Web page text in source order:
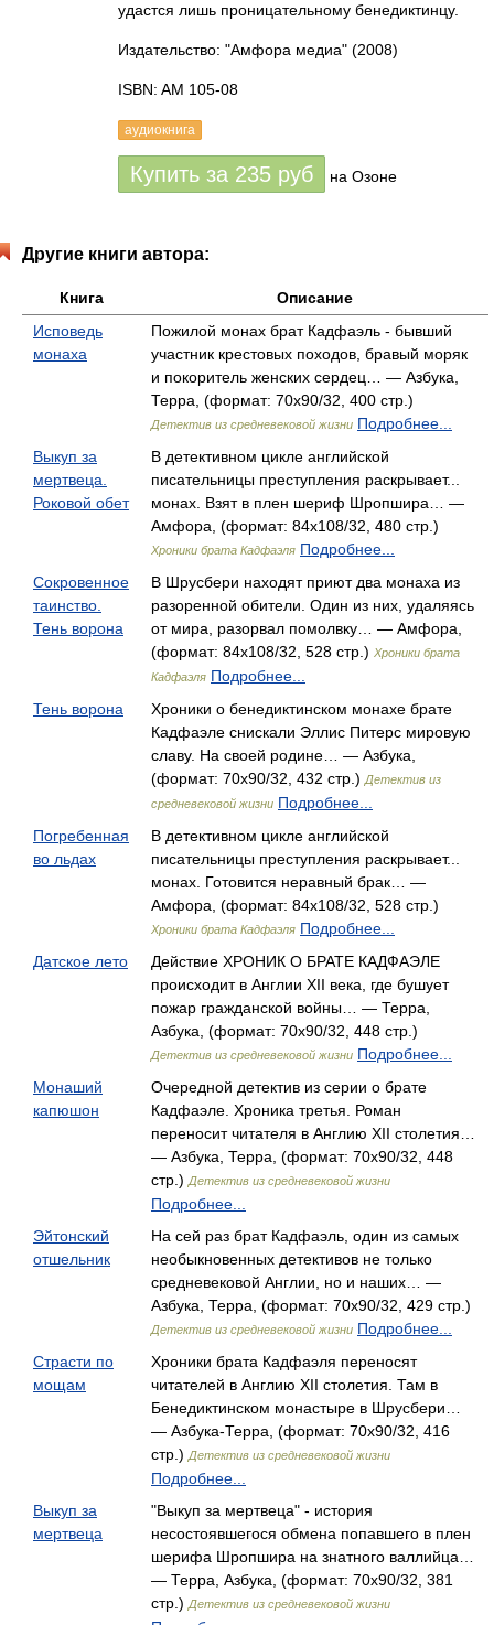
удастся лишь проницательному бенедиктинцу.
Издательство: "Амфора медиа" (2008)
ISBN: AM 105-08
аудиокнига
Купить за 235 руб на Озоне
Другие книги автора:
Книга
Описание
Исповедь
монаха
Пожилой монах брат Кадфаэль - бывший
участник крестовых походов, бравый моряк
и покоритель женских сердец… — Азбука,
Терра, (формат: 70x90/32, 400 стр.)
Детектив из средневековой жизни Подробнее...
Выкуп за
мертвеца.
Роковой обет
В детективном цикле английской
писательницы преступления раскрывает...
монах. Взят в плен шериф Шропшира… —
Амфора, (формат: 84x108/32, 480 стр.)
Хроники брата Кадфаэля Подробнее...
Сокровенное
таинство.
Тень ворона
В Шрусбери находят приют два монаха из
разоренной обители. Один из них, удаляясь
от мира, разорвал помолвку… — Амфора,
(формат: 84x108/32, 528 стр.) Хроники брата
Кадфаэля Подробнее...
Тень ворона
Хроники о бенедиктинском монахе брате
Кадфаэле снискали Эллис Питерс мировую
славу. На своей родине… — Азбука,
(формат: 70x90/32, 432 стр.) Детектив из
средневековой жизни Подробнее...
Погребенная
во льдах
В детективном цикле английской
писательницы преступления раскрывает...
монах. Готовится неравный брак… —
Амфора, (формат: 84x108/32, 528 стр.)
Хроники брата Кадфаэля Подробнее...
Датское лето
Действие ХРОНИК О БРАТЕ КАДФАЭЛЕ
происходит в Англии XII века, где бушует
пожар гражданской войны… — Терра,
Азбука, (формат: 70x90/32, 448 стр.)
Детектив из средневековой жизни Подробнее...
Монаший
капюшон
Очередной детектив из серии о брате
Кадфаэле. Хроника третья. Роман
переносит читателя в Англию XII столетия…
— Азбука, Терра, (формат: 70x90/32, 448
стр.) Детектив из средневековой жизни
Подробнее...
Эйтонский
отшельник
На сей раз брат Кадфаэль, один из самых
необыкновенных детективов не только
средневековой Англии, но и наших… —
Азбука, Терра, (формат: 70x90/32, 429 стр.)
Детектив из средневековой жизни Подробнее...
Страсти по
мощам
Хроники брата Кадфаэля переносят
читателей в Англию XII столетия. Там в
Бенедиктинском монастыре в Шрусбери…
— Азбука-Терра, (формат: 70x90/32, 416
стр.) Детектив из средневековой жизни
Подробнее...
Выкуп за
мертвеца
"Выкуп за мертвеца" - история
несостоявшегося обмена попавшего в плен
шерифа Шропшира на знатного валлийца…
— Терра, Азбука, (формат: 70x90/32, 381
стр.) Детектив из средневековой жизни